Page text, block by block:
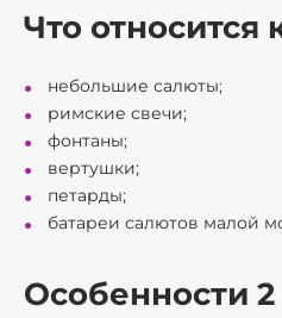
Что относится
небольшие салюты;
римские свечи;
фонтаны;
вертушки;
петарды;
батареи салютов малой
Особенности 2